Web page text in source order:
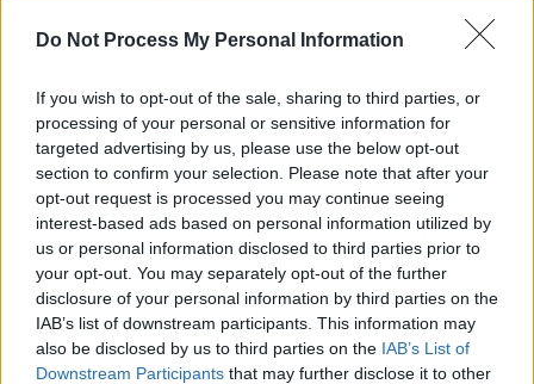
Do Not Process My Personal Information
If you wish to opt-out of the sale, sharing to third parties, or
processing of your personal or sensitive information for
targeted advertising by us, please use the below opt-out
section to confirm your selection. Please note that after your
opt-out request is processed you may continue seeing
interest-based ads based on personal information utilized by
us or personal information disclosed to third parties prior to
your opt-out. You may separately opt-out of the further
disclosure of your personal information by third parties on the
IAB’s list of downstream participants. This information may
also be disclosed by us to third parties on the IAB’s List of
Downstream Participants that may further disclose it to other
Ελλάδα|03.12.2025 14:35
Ένταση στο υπουργείο Μεταφορών:
Καρεκλοπόλεμος και χημικά μεταξύ
οδηγών ταξί και ΕΛΑΣ
Διαδηλωτές προσπάθησαν να μπουν στον